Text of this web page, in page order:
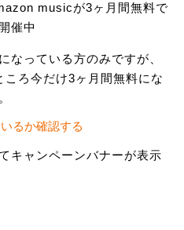
musicが3ヶ月間無料で
催中
なっている方のみですが、
ろ今だけ3ヶ月間無料にな
るか確認する
キャンペーンバナーが表示